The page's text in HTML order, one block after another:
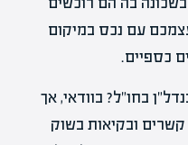
עם נכס במיקום
כספיים.
בחו"ל? בוודאי, אך
ובקיאות בשוק